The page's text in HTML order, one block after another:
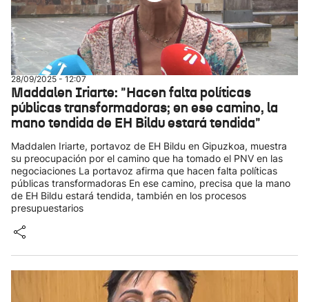
28/09/2025 - 12:07
Maddalen Iriarte: "Hacen falta políticas
públicas transformadoras; en ese camino, la
mano tendida de EH Bildu estará tendida"
Maddalen Iriarte, portavoz de EH Bildu en Gipuzkoa, muestra
su preocupación por el camino que ha tomado el PNV en las
negociaciones La portavoz afirma que hacen falta políticas
públicas transformadoras En ese camino, precisa que la mano
de EH Bildu estará tendida, también en los procesos
presupuestarios